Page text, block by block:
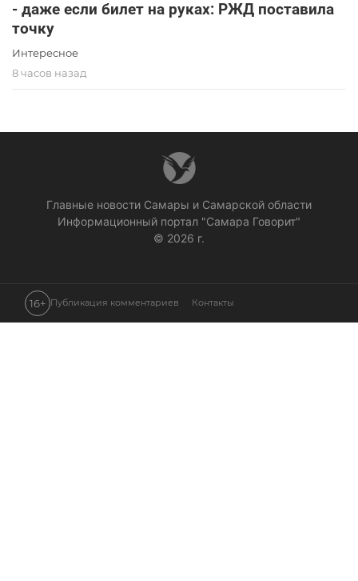
- даже если билет на руках: РЖД поставила
точку
Интересное
8 часов назад
Главные новости Самары и Самарской области
Информационный портал "Самара Говорит"
© 2026 г.
16+ Публикация комментариев Контакты